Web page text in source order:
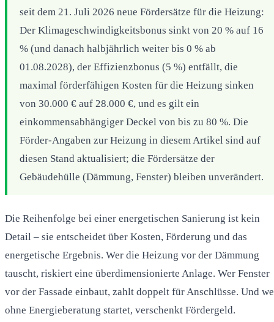
seit dem 21. Juli 2026 neue Fördersätze für die Heizung:
Der Klimageschwindigkeitsbonus sinkt von 20 % auf 16
% (und danach halbjährlich weiter bis 0 % ab
01.08.2028), der Effizienzbonus (5 %) entfällt, die
maximal förderfähigen Kosten für die Heizung sinken
von 30.000 € auf 28.000 €, und es gilt ein
einkommensabhängiger Deckel von bis zu 80 %. Die
Förder-Angaben zur Heizung in diesem Artikel sind auf
diesen Stand aktualisiert; die Fördersätze der
Gebäudehülle (Dämmung, Fenster) bleiben unverändert.
Die Reihenfolge bei einer energetischen Sanierung ist kein
Detail – sie entscheidet über Kosten, Förderung und das
energetische Ergebnis. Wer die Heizung vor der Dämmung
tauscht, riskiert eine überdimensionierte Anlage. Wer Fenster
vor der Fassade einbaut, zahlt doppelt für Anschlüsse. Und
ohne Energieberatung startet, verschenkt Fördergeld.